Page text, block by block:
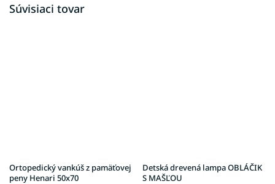
Súvisiaci tovar
Ortopedický vankúš z pamäťovej
peny Henari 50x70
Detská drevená lampa OBLÁČIK
S MAŠĽOU